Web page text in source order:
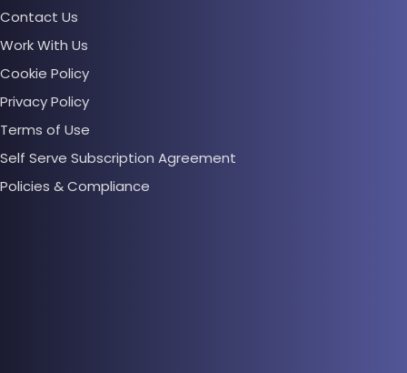
Contact Us
Work With Us
Cookie Policy
Privacy Policy
Terms of Use
Self Serve Subscription Agreement
Policies & Compliance